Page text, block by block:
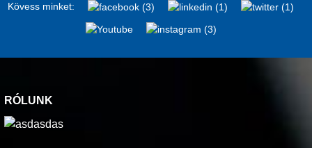
Kövess minket:
RÓLUNK